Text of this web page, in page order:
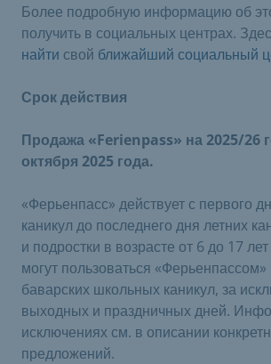
Более подробную информацию об
получить в социальных центрах.
найти свой ближайший социальный
Срок действия
Продажа «Ferienpass» на 2025/26
октября 2025 года.
«Ферьенпасс» действует с первого
каникул до последнего дня летних
и подростки в возрасте от 6 до 17
могут пользоваться
баварских школьных каникул, за
выходных и праздничных дней.
исключениях см. в описании
предложений.